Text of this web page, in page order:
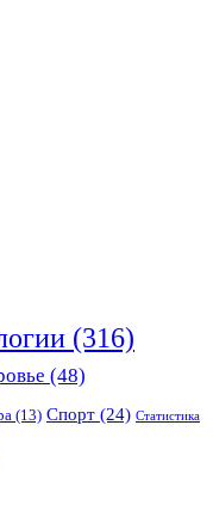
(316)
(48)
(13) Спорт (24) Статистика